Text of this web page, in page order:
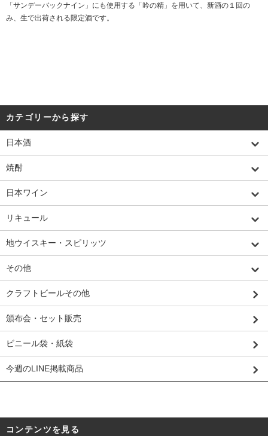
「サンデーバックナイン」にも使用する「吟の精」を用いて、新酒の１回の
み、生で出荷される限定酒です。
カテゴリーから探す
日本酒
焼酎
日本ワイン
リキュール
地ウイスキー・スピリッツ
その他
クラフトビールその他
頒布会・セット販売
ビニール袋・紙袋
今週のLINE掲載商品
コンテンツを見る